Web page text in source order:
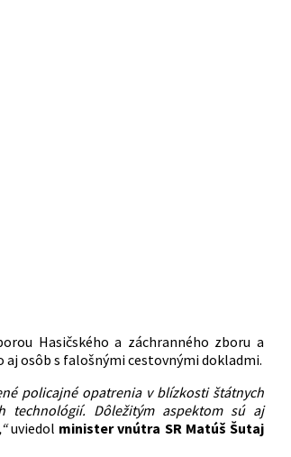
Hasičského a záchranného zboru a
aj osôb s falošnými cestovnými dokladmi.
policajné opatrenia v blízkosti štátnych
technológií. Dôležitým aspektom sú aj
uviedol minister vnútra SR Matúš Šutaj